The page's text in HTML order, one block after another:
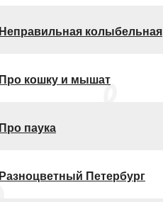
Неправильная колыбельная
Про кошку и мышат
Про паука
Разноцветный Петербург